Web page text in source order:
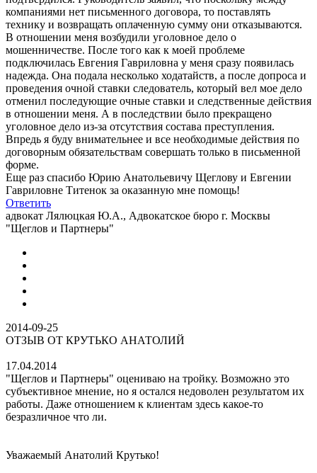
компаниями нет письменного договора, то поставлять
технику и возвращать оплаченную сумму они отказываются.
В отношении меня возбудили уголовное дело о
мошенничестве. После того как к моей проблеме
подключилась Евгения Гавриловна у меня сразу появилась
надежда. Она подала несколько ходатайств, а после допроса и
проведения очной ставки следователь, который вел мое дело
отменил последующие очные ставки и следственные действия
в отношении меня. А в последствии было прекращено
уголовное дело из-за отсутствия состава преступления.
Впредь я буду внимательнее и все необходимые действия по
договорным обязательствам совершать только в письменной
форме.
Еще раз спасибо Юрию Анатольевичу Щеглову и Евгении
Гавриловне Титенок за оказанную мне помощь!
Ответить
адвокат Лялюцкая Ю.А., Адвокатское бюро г. Москвы
"Щеглов и Партнеры"
2014-09-25
ОТЗЫВ ОТ КРУТЬКО АНАТОЛИЙ
17.04.2014
"Щеглов и Партнеры" оцениваю на тройку. Возможно это
субъективное мнение, но я остался недоволен результатом их
работы. Даже отношением к клиентам здесь какое-то
безразличное что ли.
Уважаемый Анатолий Крутько!